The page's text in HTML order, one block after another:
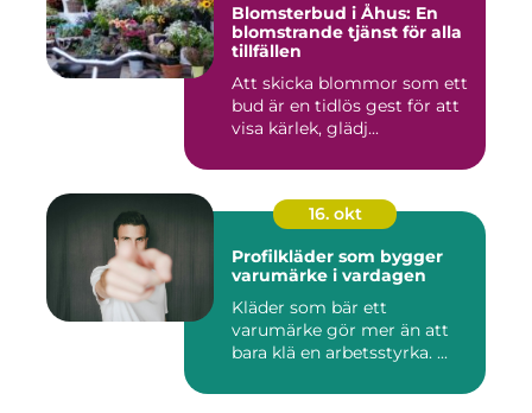
Blomsterbud i Åhus: En
blomstrande tjänst för alla
tillfällen
Att skicka blommor som ett
bud är en tidlös gest för att
visa kärlek, glädj...
16. okt
Profilkläder som bygger
varumärke i vardagen
Kläder som bär ett
varumärke gör mer än att
bara klä en arbetsstyrka. ...